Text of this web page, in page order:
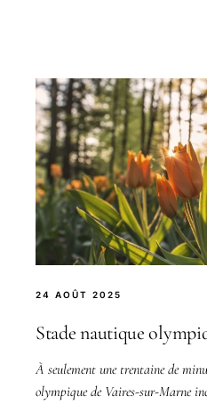
24 AOÛT 2025
Stade nautique
À seulement une trentaine de
olympique de Vaires-sur-Marne